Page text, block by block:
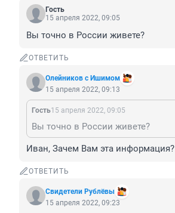
Гость
15 апреля 2022, 09:05
Вы точно в России живете?
ОТВЕТИТЬ
Олейников с Ишимом
15 апреля 2022, 09:13
Гость15 апреля 2022, 09:05
Вы точно в России живете?
Иван, Зачем Вам эта информация?
ОТВЕТИТЬ
Свидетели Рублёвы
15 апреля 2022, 09:23